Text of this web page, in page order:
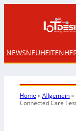
NEWSNEUHEITEN
Home»Allgemein»
Connected Care